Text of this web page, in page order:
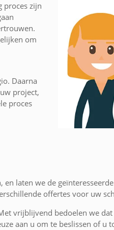
proces zijn
om
Daarna
project,
proces
laten we de
offertes voor uw
vrijblijvend bedoelen we
aan u om te beslissen of u